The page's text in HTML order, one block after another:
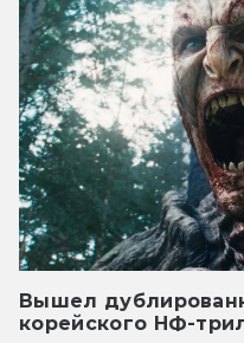
Вышел
корейского НФ-